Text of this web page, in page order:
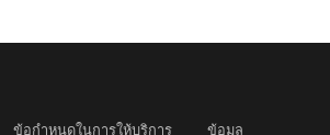
ข้อกำหนดในการให้บริการ ข้อมูล